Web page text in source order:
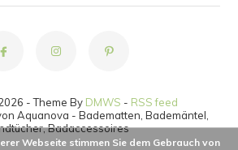
- Theme By DMWS - RSS feed
Aquanova - Badematten, Bademäntel,
Badaccessoires
Webseite stimmen Sie dem Gebrauch von